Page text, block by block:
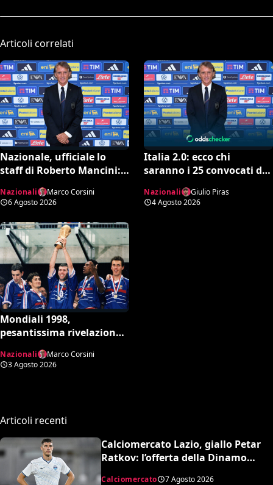
Articoli correlati
Nazionale, ufficiale lo
staff di Roberto Mancini:
Bonucci collaboratore,
Bollini vice
Nazionali
Marco Corsini
6 Agosto 2026
Italia 2.0: ecco chi
saranno i 25 convocati di
Mancini secondo l’AI tra
conferme e sorprese
Nazionali
Giulio Piras
4 Agosto 2026
Mondiali 1998,
pesantissima rivelazione:
antidoping nei confronti
della Francia”
Nazionali
Marco Corsini
3 Agosto 2026
Articoli recenti
Calciomercato Lazio, giallo Petar
Ratkov: l’offerta della Dinamo
Calciomercato 7 Agosto 2026